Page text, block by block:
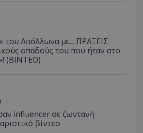
του Απόλλωνα με... ΠΡΑΞΕΙΣ
οπαδούς του που ήταν στο
(ΒΙΝΤΕΟ)
influencer σε ζωντανή
βίντεο